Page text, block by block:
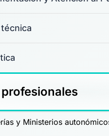
y Ministerios